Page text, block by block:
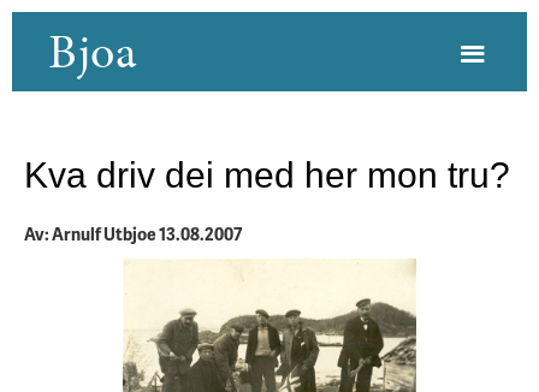
Bjoa
Kva driv dei med her mon tru?
Av: Arnulf Utbjoe 13.08.2007